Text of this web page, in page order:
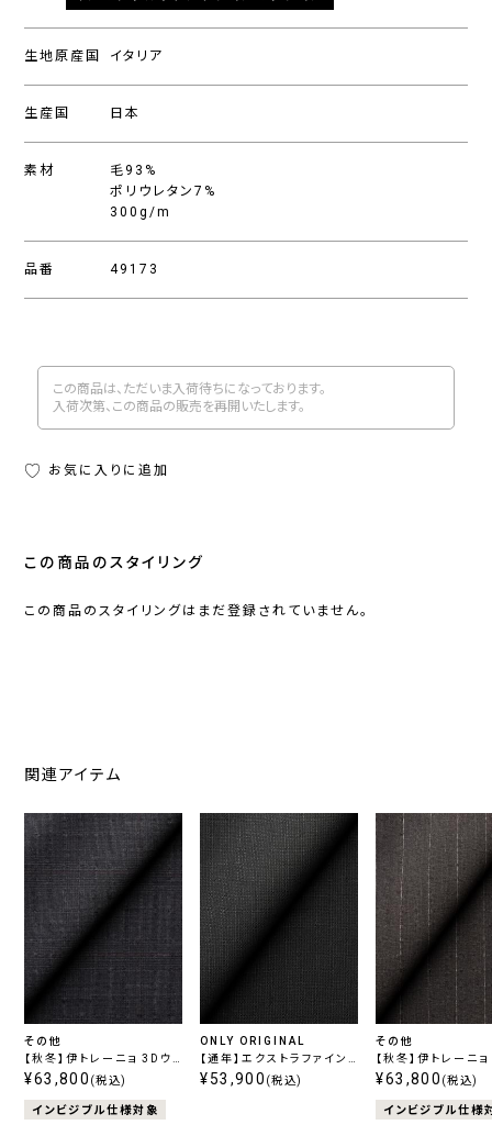
生地原産国 イタリア
生産国 日本
素材
毛93%
ポリウレタン7%
300g/m
品番 49173
この商品は、ただいま入荷待ちになっております。
入荷次第、この商品の販売を再開いたします。
お気に入りに追加
この商品のスタイリング
この商品のスタイリングはまだ登録されていません。
関連アイテム
その他
【秋冬】伊トレーニョ 3Dウ
ールハイパーストレッチ ネ
¥63,800 (税込)
インビジブル仕様対象
ONLY ORIGINAL
【通年】エクストラファイン
ウール チャコール無地
¥53,900 (税込)
その他
【秋冬】伊トレーニ
ールハイパーストレ
¥63,800 (税込)
インビジブル仕様